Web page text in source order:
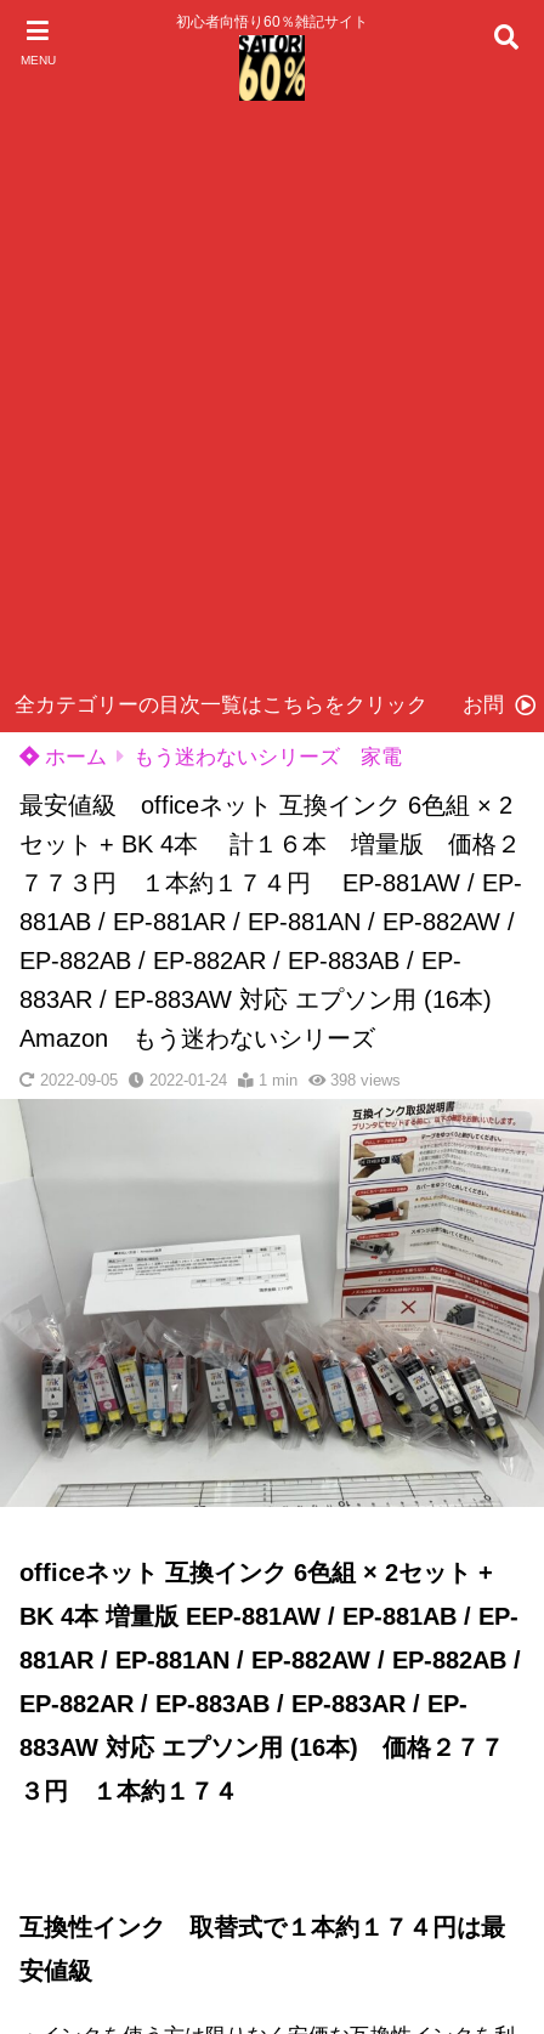
MENU
初心者向悟り60％雑記サイト
全カテゴリーの目次一覧はこちらをクリック お問い
ホーム もう迷わないシリーズ 家電
最安値級 officeネット 互換インク 6色組 × 2
セット + BK 4本 計１６本 増量版 価格２
７７３円 １本約１７４円 EP-881AW / EP-
881AB / EP-881AR / EP-881AN / EP-882AW /
EP-882AB / EP-882AR / EP-883AB / EP-
883AR / EP-883AW 対応 エプソン用 (16本)
Amazon もう迷わないシリーズ
2022-09-05 2022-01-24 1 min 398views
officeネット 互換インク 6色組 × 2セット +
BK 4本 増量版 EEP-881AW / EP-881AB / EP-
881AR / EP-881AN / EP-882AW / EP-882AB /
EP-882AR / EP-883AB / EP-883AR / EP-
883AW 対応 エプソン用 (16本) 価格２７７
３円 １本約１７４
互換性インク 取替式で１本約１７４円は最
安値級